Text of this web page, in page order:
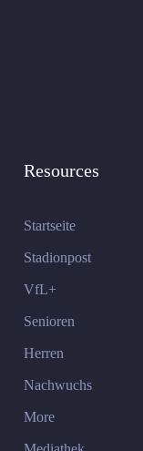
Resources
Startseite
Stadionpost
VfL+
Senioren
Herren
Nachwuchs
More